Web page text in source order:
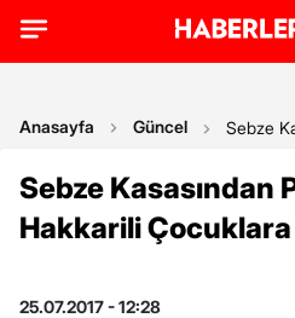
Anasayfa Güncel Sebze
Sebze Kasasından
Hakkarili
25.07.2017 - 12:28